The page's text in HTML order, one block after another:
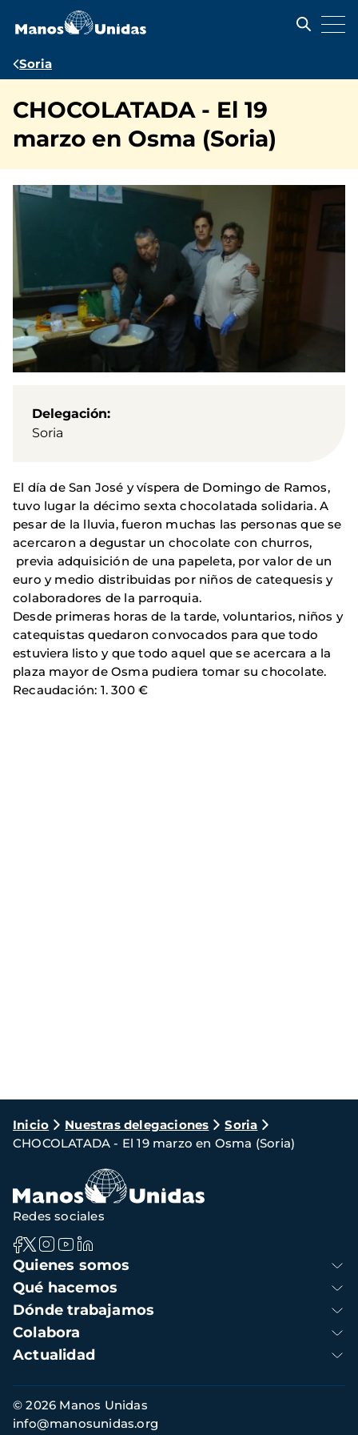
contenido
Ruta
navegación
Soria
CHOCOLATADA - El 19
marzo en Osma (Soria)
Delegación
Soria
El día de San José y víspera de Domingo de Ramos,
tuvo lugar la décimo sexta chocolatada solidaria. A
pesar de la lluvia, fueron muchas las personas que se
acercaron a degustar un chocolate con churros,
previa adquisición de una papeleta, por valor de un
euro y medio distribuidas por niños de catequesis y
colaboradores de la parroquia.
Desde primeras horas de la tarde, voluntarios, niños y
catequistas quedaron convocados para que todo
estuviera listo y que todo aquel que se acercara a la
plaza mayor de Osma pudiera tomar su chocolate.
Recaudación: 1. 300 €
Ruta
de
navegación
Inicio Nuestras delegaciones
Soria
CHOCOLATADA - El 19 marzo en Osma (Soria)
Navegación
principal
Quienes somos
Qué hacemos
Dónde trabajamos
Colabora
Actualidad
Redes sociales
Información
de
© 2026 Manos Unidas
info@manosunidas.org